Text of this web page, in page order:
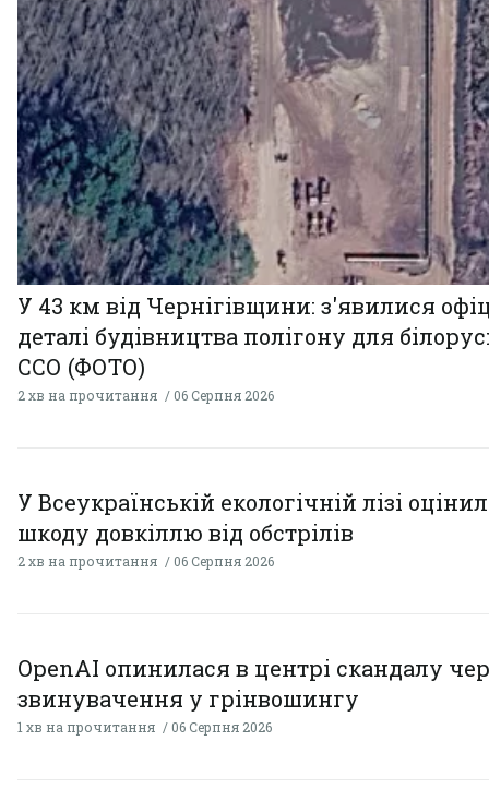
У 43 км від Чернігівщини: з'явилися
деталі будівництва полігону для
ССО (ФОТО)
2 хв на прочитання 06 Серпня 2026
У Всеукраїнській екологічній лізі
шкоду довкіллю від обстрілів
2 хв на прочитання 06 Серпня 2026
OpenAI опинилася в центрі скандалу
звинувачення у грінвошингу
1 хв на прочитання 06 Серпня 2026